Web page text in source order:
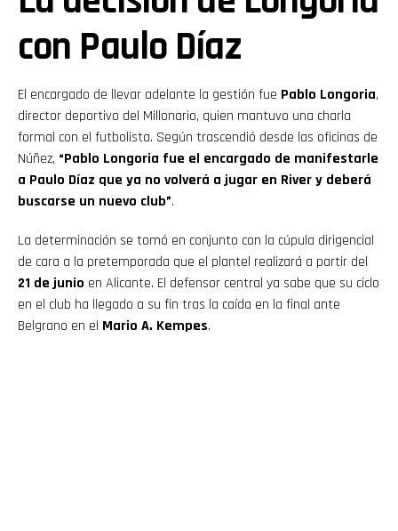
con Paulo Díaz
El encargado de llevar adelante la gestión fue Pablo Longoria,
director deportivo del Millonario, quien mantuvo una charla
formal con el futbolista. Según trascendió desde las oficinas de
Núñez, “Pablo Longoria fue el encargado de manifestarle
a Paulo Díaz que ya no volverá a jugar en River y deberá
buscarse un nuevo club”.
La determinación se tomó en conjunto con la cúpula dirigencial
de cara a la pretemporada que el plantel realizará a partir del
21 de junio en Alicante. El defensor central ya sabe que su ciclo
en el club ha llegado a su fin tras la caída en la final ante
Belgrano en el Mario A. Kempes.